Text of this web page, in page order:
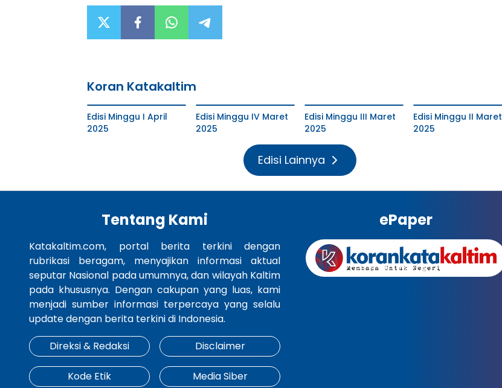
Koran Katakaltim
Edisi Minggu I April
2025
Edisi Minggu IV Maret
2025
Edisi Minggu III Maret
2025
Edisi Minggu II Maret
2025
Edisi Lainnya
Tentang Kami
Katakaltim.com, portal berita terkini dengan
rubrikasi beragam, menyajikan informasi aktual
seputar Nasional pada umumnya, dan wilayah Kaltim
pada khususnya. Dengan cakupan yang luas, kami
menjadi sumber informasi terpercaya yang selalu
update dengan berita terkini di Indonesia.
Direksi & Redaksi
Disclaimer
Kode Etik Media Siber
ePaper